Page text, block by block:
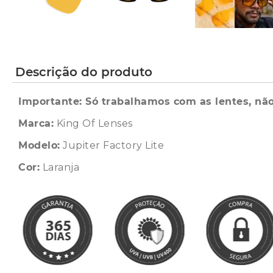
Descrição do produto
Importante: Só trabalhamos com as lentes,
Marca: King Of Lenses
Modelo: Jupiter Factory Lite
Cor: Laranja